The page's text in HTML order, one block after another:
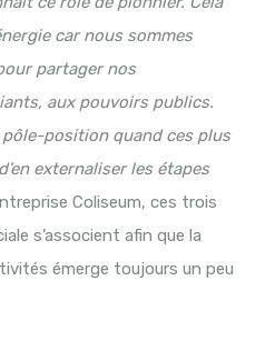
car nous sommes
partager nos
aux pouvoirs publics.
pôle-position quand ces plus
externaliser les étapes
Coliseum, ces trois
s’associent afin que la
émerge toujours un peu